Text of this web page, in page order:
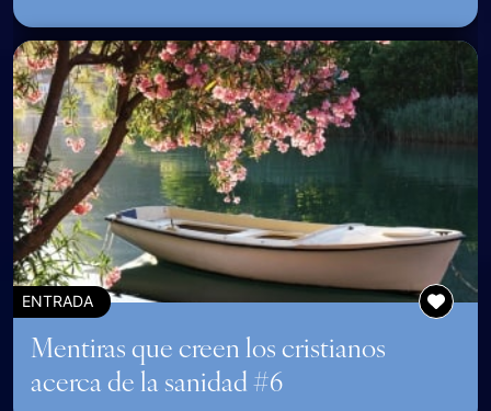
ENTRADA
Mentiras que creen los cristianos
acerca de la sanidad #6